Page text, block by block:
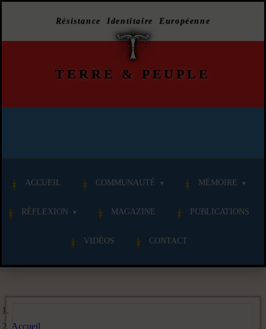
Résistance Identitaire Européenne
TERRE & PEUPLE
ACCUEIL COMMUNAUTÉ MÉMOIRE
RÉFLEXION MAGAZINE PUBLICATIONS
VIDÉOS CONTACT
Accueil